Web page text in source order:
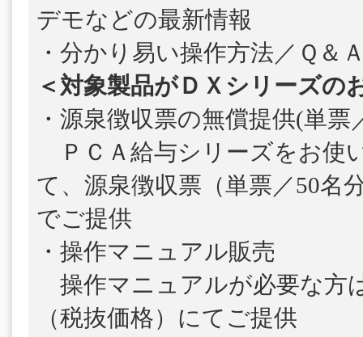
デモなどの最新情報
・分かり易い操作方法／Ｑ＆
＜対象製品がＤＸシリーズの
・源泉徴収票の無償提供(単票
ＰＣＡ給与シリーズをお使
て、源泉徴収票（単票／50名
でご提供
・操作マニュアル販売
操作マニュアルが必要な方
（税抜価格）にてご提供